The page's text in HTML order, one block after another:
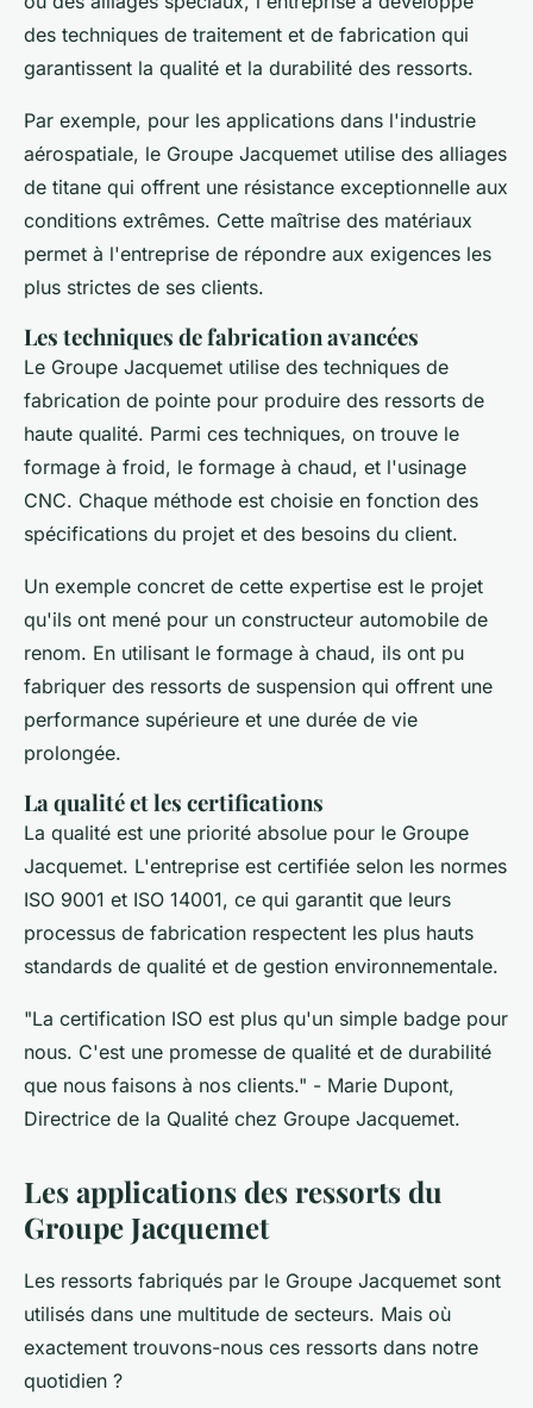
des techniques de traitement et de fabrication qui
garantissent la qualité et la durabilité des ressorts.
Par exemple, pour les applications dans l'industrie
aérospatiale, le Groupe Jacquemet utilise des alliages
de titane qui offrent une résistance exceptionnelle aux
conditions extrêmes. Cette maîtrise des matériaux
permet à l'entreprise de répondre aux exigences les
plus strictes de ses clients.
Les techniques de fabrication avancées
Le Groupe Jacquemet utilise des techniques de
fabrication de pointe pour produire des ressorts de
haute qualité. Parmi ces techniques, on trouve le
formage à froid, le formage à chaud, et l'usinage
CNC. Chaque méthode est choisie en fonction des
spécifications du projet et des besoins du client.
Un exemple concret de cette expertise est le projet
qu'ils ont mené pour un constructeur automobile de
renom. En utilisant le formage à chaud, ils ont pu
fabriquer des ressorts de suspension qui offrent une
performance supérieure et une durée de vie
prolongée.
La qualité et les certifications
La qualité est une priorité absolue pour le Groupe
Jacquemet. L'entreprise est certifiée selon les normes
ISO 9001 et ISO 14001, ce qui garantit que leurs
processus de fabrication respectent les plus hauts
standards de qualité et de gestion environnementale.
"La certification ISO est plus qu'un simple badge pour
nous. C'est une promesse de qualité et de durabilité
que nous faisons à nos clients." - Marie Dupont,
Directrice de la Qualité chez Groupe Jacquemet.
Les applications des ressorts du
Groupe Jacquemet
Les ressorts fabriqués par le Groupe Jacquemet sont
utilisés dans une multitude de secteurs. Mais où
exactement trouvons-nous ces ressorts dans notre
quotidien ?